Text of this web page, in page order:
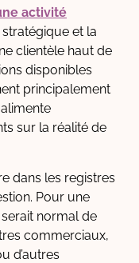
activité
stratégique et la
clientèle haut de
disponibles
principalement
sur la réalité de
dans les registres
Pour une
normal de
commerciaux,
d’autres